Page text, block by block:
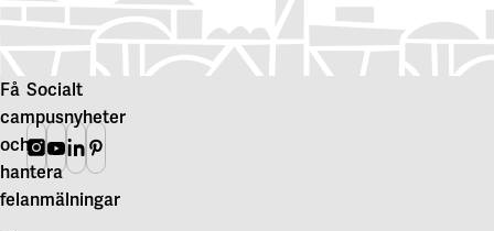
Finansblad 2022
Finansblad 2021
Finansblad 2020
Finansblad 2018
Finansblad 2017
Finansblad 2016
Finansblad 2015
Finansblad 2014
Finansblad 2013
Finansblad 2009
Finansblad 2008
Finansblad 2007
Finansblad 2006
Finansblad 2005
Få
campusnyheter
och
hantera
felanmälningar
Socialt
Instagram
Youtube
Linkedin
Pinterest